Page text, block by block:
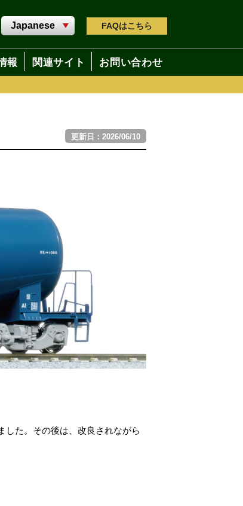
FAQはこちら
報 関連サイト お問い合わせ
更新日：2026/06/10
した。その後は、改良されながら